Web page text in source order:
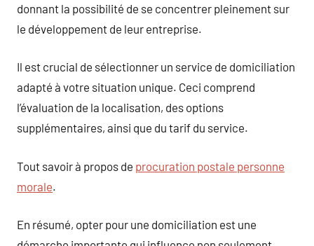
donnant la possibilité de se concentrer pleinement sur
le développement de leur entreprise.
Il est crucial de sélectionner un service de domiciliation
adapté à votre situation unique. Ceci comprend
l’évaluation de la localisation, des options
supplémentaires, ainsi que du tarif du service.
Tout savoir à propos de procuration postale personne
morale.
En résumé, opter pour une domiciliation est une